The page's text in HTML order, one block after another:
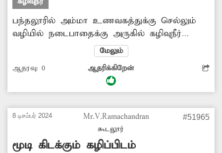
பந்தலூரில் அம்மா உணவகத்துக்கு செல்லும்
வழியில் நடைபாதைக்கு அருகில் கழிவுநீர்
கால்வாய் உள்ளது. இந்த கால்வாயில் அடைப்பு
ஏற்பட்டு உள்ளது. இதனால் அங்கு கழிவுநீர்
தேங்கி வருகிறது. அதில் கொசுக்கள்
அதிகளவில் உற்பத்தியாகி தொற்று நோய்
கால்வாயில் உள்ள அடைப்பை நீக்கி, கழிவுநீர்
சீராக வழிந்தோட நடவடிக்கை எடுக்க
வேண்டும்.
மேலும்
ஆதரவு: 0 ஆதரிக்கிறேன்
8 டிசம்பர் 2024
Mr.V.Ramachandran
கூடலூர்
#51965
மூடி கிடக்கும் கழிப்பிடம்